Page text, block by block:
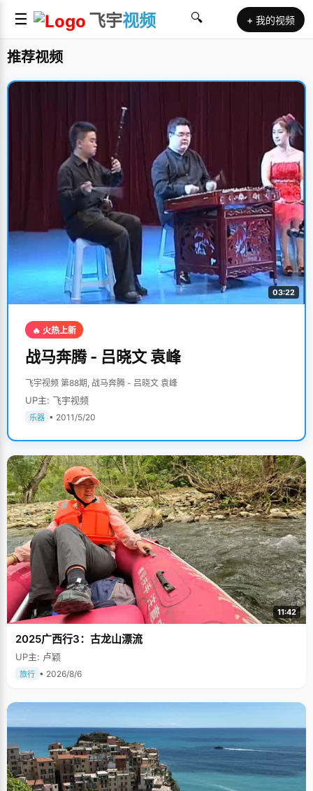
☰ 飞宇视频 🔍 + 我的视频
推荐视频
03:22
🔥 火热上新
战马奔腾 - 吕晓文 袁峰
飞宇视频 第88期, 战马奔腾 - 吕晓文 袁峰
UP主: 飞宇视频
乐器 • 2011/5/20
11:42
2025广西行3：古龙山漂流
UP主: 卢颖
旅行 • 2026/8/6